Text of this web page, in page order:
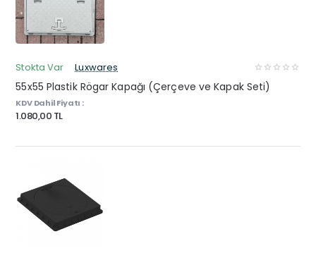
Stokta Var Luxwares
55x55 Plastik Rögar Kapağı (Çerçeve ve Kapak Seti)
KDV Dahil Fiyatı :
1.080,00 TL